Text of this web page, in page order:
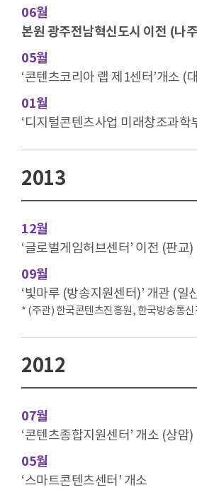
06월
본원 광주전남혁신도시 이전 (나
05월
‘콘텐츠코리아 랩 제1센터’개소 (
01월
‘디지털콘텐츠사업 미래창조과학
2013
12월
‘글로벌게임허브센터’ 이전 (판교)
09월
‘빛마루 (방송지원센터)’ 개관 (일
* (주관) 한국콘텐츠진흥원, 한국방송통
2012
07월
‘콘텐츠종합지원센터’ 개소 (상암)
05월
‘스마트콘텐츠센터’ 개소